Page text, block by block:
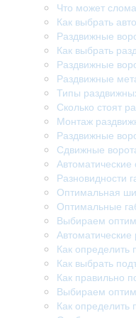
Что может
Как выбрать
Раздвижные
Как выбрать
Раздвижные
Раздвижные
Типы
Сколько стоят
Монтаж
Раздвижные
Сдвижные
Разновидности
Оптимальная
Оптимальные
Выбираем
Как определить
Как выбрать
Как правильно
Выбираем
Как